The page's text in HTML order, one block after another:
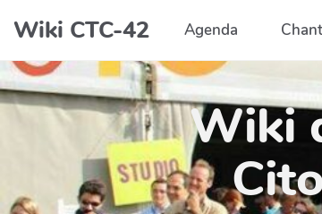
Aller au contenu principal
Wiki CTC-42 Agenda
Wiki